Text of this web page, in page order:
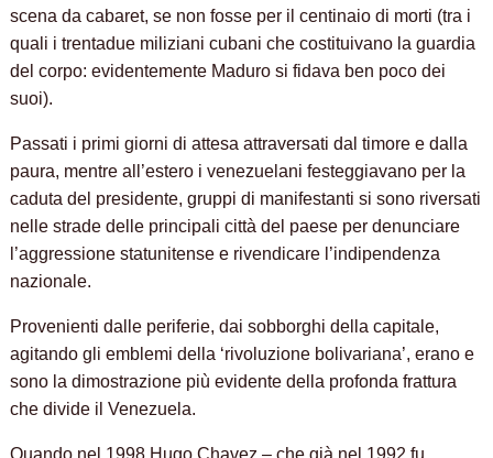
scena da cabaret, se non fosse per il centinaio di morti (tra i
quali i trentadue miliziani cubani che costituivano la guardia
del corpo: evidentemente Maduro si fidava ben poco dei
suoi).
Passati i primi giorni di attesa attraversati dal timore e dalla
paura, mentre all’estero i venezuelani festeggiavano per la
caduta del presidente, gruppi di manifestanti si sono riversati
nelle strade delle principali città del paese per denunciare
l’aggressione statunitense e rivendicare l’indipendenza
nazionale.
Provenienti dalle periferie, dai sobborghi della capitale,
agitando gli emblemi della ‘rivoluzione bolivariana’, erano e
sono la dimostrazione più evidente della profonda frattura
che divide il Venezuela.